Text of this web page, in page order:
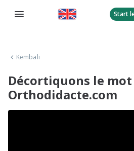
Start
Kembali
Décortiquons le
Orthodidacte.com